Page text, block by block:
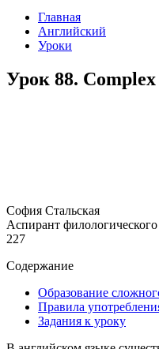
Главная
Английский
Уроки
Урок 88.
София Стальская
Аспирант
227
Содержание
Образование
Правила
Задания к уроку